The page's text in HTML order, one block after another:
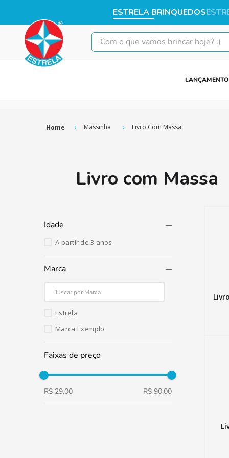
ESTRELA BRINQUEDOS
Com o que vamos brincar hoje? :)
Massinha Livro Com Massa
Livro com Massa
Idade
A partir de 3 anos
Marca
Estrela
Marca Exemplo
Faixas de preço
R$ 29,00 R$ 90,00